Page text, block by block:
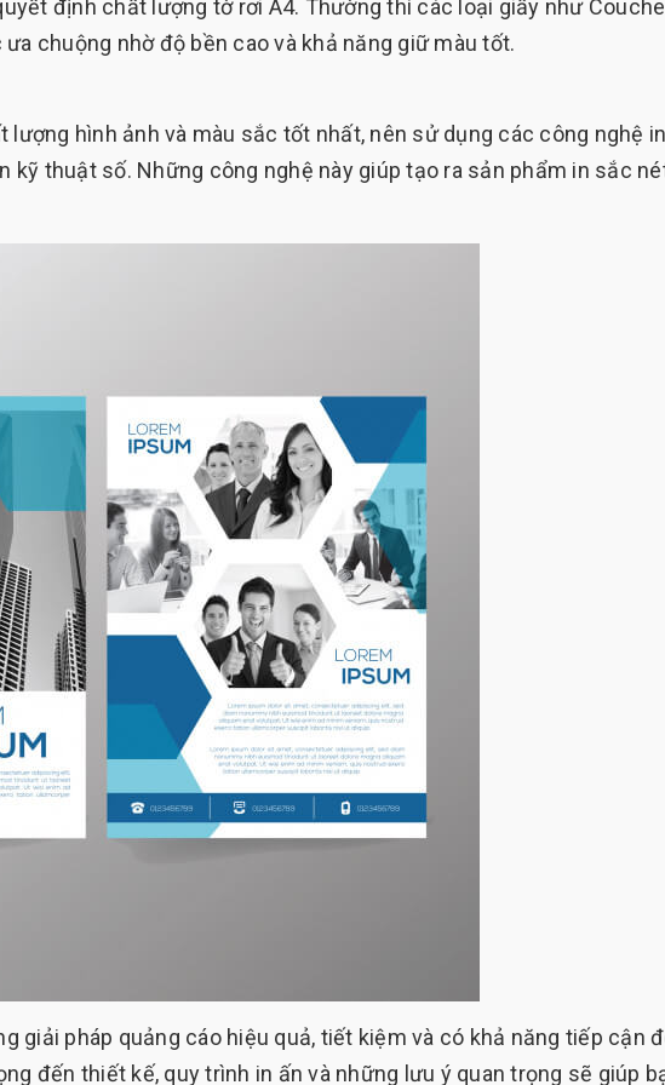
định chất lượng tờ rơi A4. Thường thì các loại giấy như
chuộng nhờ độ bền cao và khả năng giữ màu tốt.
lượng hình ảnh và màu sắc tốt nhất, nên sử dụng các công nghệ in
kỹ thuật số. Những công nghệ này giúp tạo ra sản phẩm in sắc
giải pháp quảng cáo hiệu quả, tiết kiệm và có khả năng tiếp cận
đến thiết kế, quy trình in ấn và những lưu ý quan trọng sẽ giúp